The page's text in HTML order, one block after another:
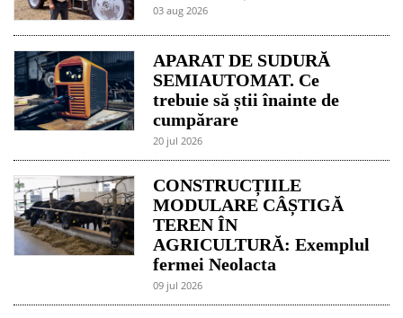
03 aug 2026
APARAT DE SUDURĂ
SEMIAUTOMAT. Ce
trebuie să știi înainte de
cumpărare
20 jul 2026
CONSTRUCȚIILE
MODULARE CÂȘTIGĂ
TEREN ÎN
AGRICULTURĂ: Exemplul
fermei Neolacta
09 jul 2026